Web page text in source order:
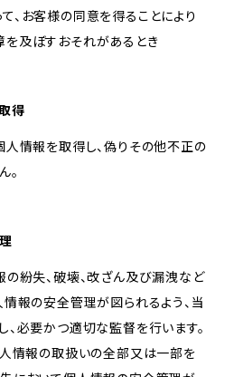
、お客様の同意を得ることにより
及ぼすおそれがあるとき
得
人情報を取得し、偽りその他不正の
。
の紛失、破壊、改ざん及び漏洩など
情報の安全管理が図られるよう、当
、必要かつ適切な監督を行います。
人情報の取扱いの全部又は一部を